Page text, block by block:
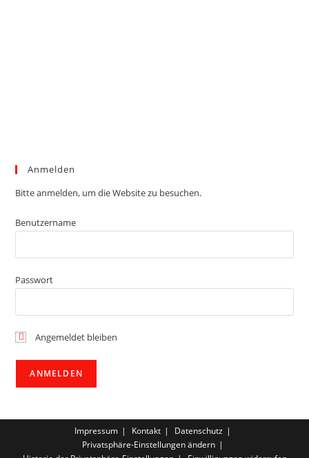
Anmelden
Bitte anmelden, um die Website zu besuchen.
Benutzername
Passwort
Angemeldet bleiben
Impressum Kontakt
Datenschutz
Privatsphäre-Einstellungen ändern